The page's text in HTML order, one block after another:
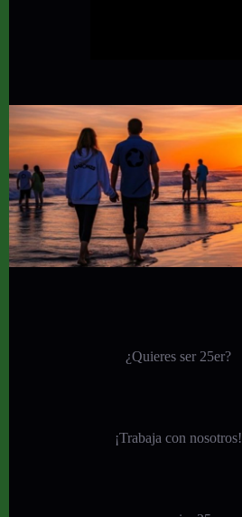
¿Quieres ser 25er?
¡Trabaja con nosotros!